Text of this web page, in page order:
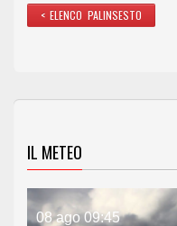
< ELENCO PALINSESTO
IL METEO
08 ago 09:45